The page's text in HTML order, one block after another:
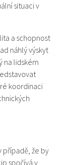
situaci v
a schopnost
náhlý výskyt
na lidském
koordinaci
případě, že by
spočívá v